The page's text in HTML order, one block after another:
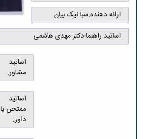
ارائه دهنده:سبا نیک بیان
اساتید راهنما:دکتر مهدی هاشمی
اساتید
مشاور:
اساتید
ممتحن یا
داور: